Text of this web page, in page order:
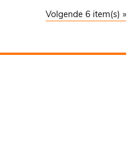
Volgende 6 item(s) »